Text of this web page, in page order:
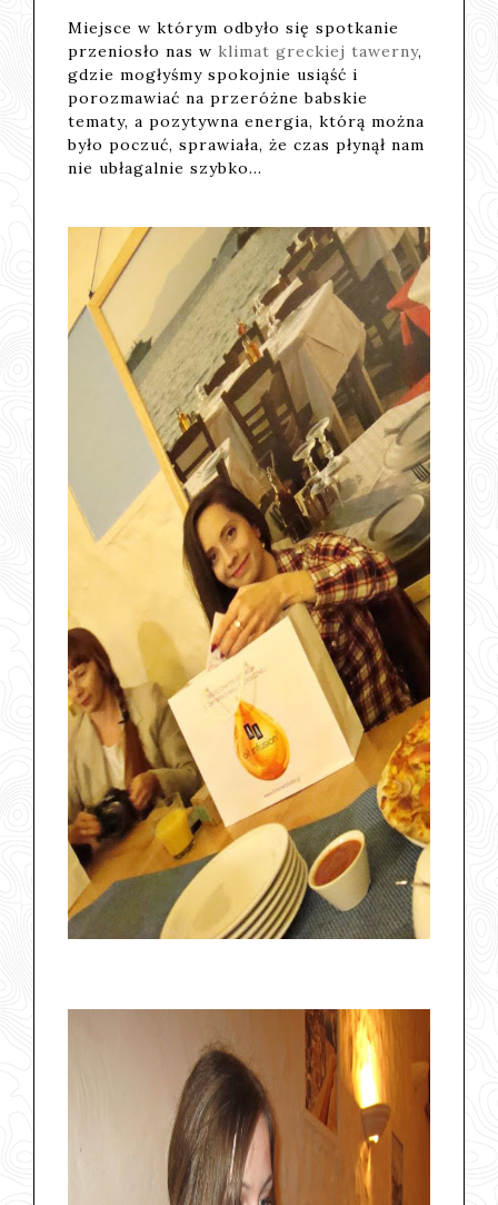
Miejsce w którym odbyło się spotkanie
przeniosło nas w klimat greckiej tawerny,
gdzie mogłyśmy spokojnie usiąść i
porozmawiać na przeróżne babskie
tematy, a pozytywna energia, którą można
było poczuć, sprawiała, że czas płynął nam
nie ubłagalnie szybko...